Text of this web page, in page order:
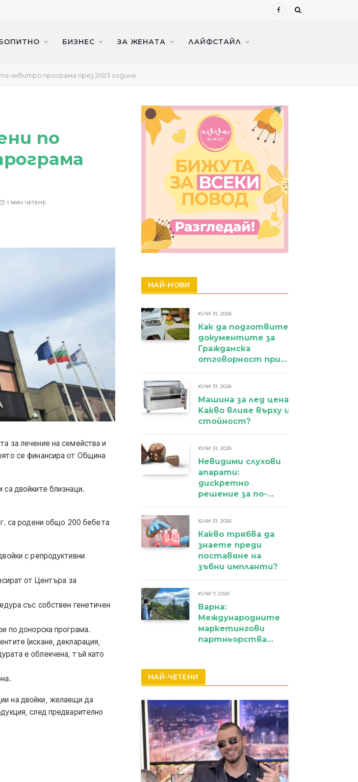
Facebook
БИЗНЕС ЗА ЖЕНАТА ЛАЙФСТАЙЛ
инвитро програма през 2023 година
по
1 МИН ЧЕТЕНЕ
за лечение на семейства и
се финансира от Община
двойките близнаци.
са родени общо 200 бебета
с репродуктивни
от Центъра за
със собствен генетичен
по донорска програма.
(искане, декларация,
е облекчена, тъй като
на двойки, желаещи да
след предварително
НАЙ-НОВИ
ЮЛИ 31, 2026
Как да подготвите
документите за
Гражданска
отговорност при
ЮЛИ 31, 2026
Машина за лед цена:
Kакво влияе върху избора и
стойност?
ЮЛИ 31, 2026
Невидими слухови
апарати:
дискретно
решение за по-
ЮЛИ 31, 2026
Какво трябва да
знаете преди
поставяне на
зъбни импланти?
ЮЛИ 7, 2026
Варна:
Международните
маркетингови
партньорства
НАЙ-ЧЕТЕНИ